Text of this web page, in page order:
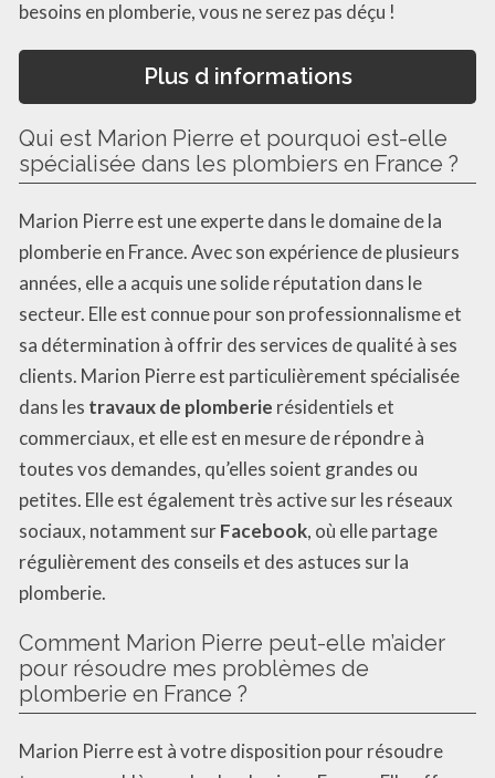
besoins en plomberie, vous ne serez pas déçu !
Plus d informations
Qui est Marion Pierre et pourquoi est-elle
spécialisée dans les plombiers en France ?
Marion Pierre est une experte dans le domaine de la
plomberie en France. Avec son expérience de plusieurs
années, elle a acquis une solide réputation dans le
secteur. Elle est connue pour son professionnalisme et
sa détermination à offrir des services de qualité à ses
clients. Marion Pierre est particulièrement spécialisée
dans les travaux de plomberie résidentiels et
commerciaux, et elle est en mesure de répondre à
toutes vos demandes, qu’elles soient grandes ou
petites. Elle est également très active sur les réseaux
sociaux, notamment surFacebook, où elle partage
régulièrement des conseils et des astuces sur la
plomberie.
Comment Marion Pierre peut-elle m’aider
pour résoudre mes problèmes de
plomberie en France ?
Marion Pierre est à votre disposition pour résoudre